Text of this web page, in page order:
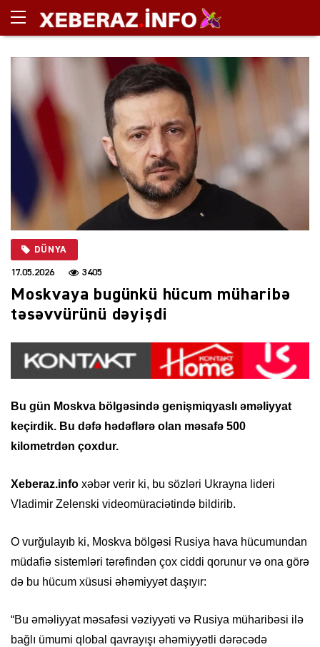
DÜNYA
17.05.2026 3405
Moskvaya bugünkü hücum müharibə
təsəvvürünü dəyişdi
Bu gün Moskva bölgəsində genişmiqyaslı əməliyyat
keçirdik. Bu dəfə hədəflərə olan məsafə 500
kilometrdən çoxdur.
Xeberaz.info xəbər verir ki, bu sözləri Ukrayna lideri
Vladimir Zelenski videomüraciətində bildirib.
O vurğulayıb ki, Moskva bölgəsi Rusiya hava hücumundan
müdafiə sistemləri tərəfindən çox ciddi qorunur və ona görə
də bu hücum xüsusi əhəmiyyət daşıyır:
“Bu əməliyyat məsafəsi vəziyyəti və Rusiya müharibəsi ilə
bağlı ümumi qlobal qavrayışı əhəmiyyətli dərəcədə